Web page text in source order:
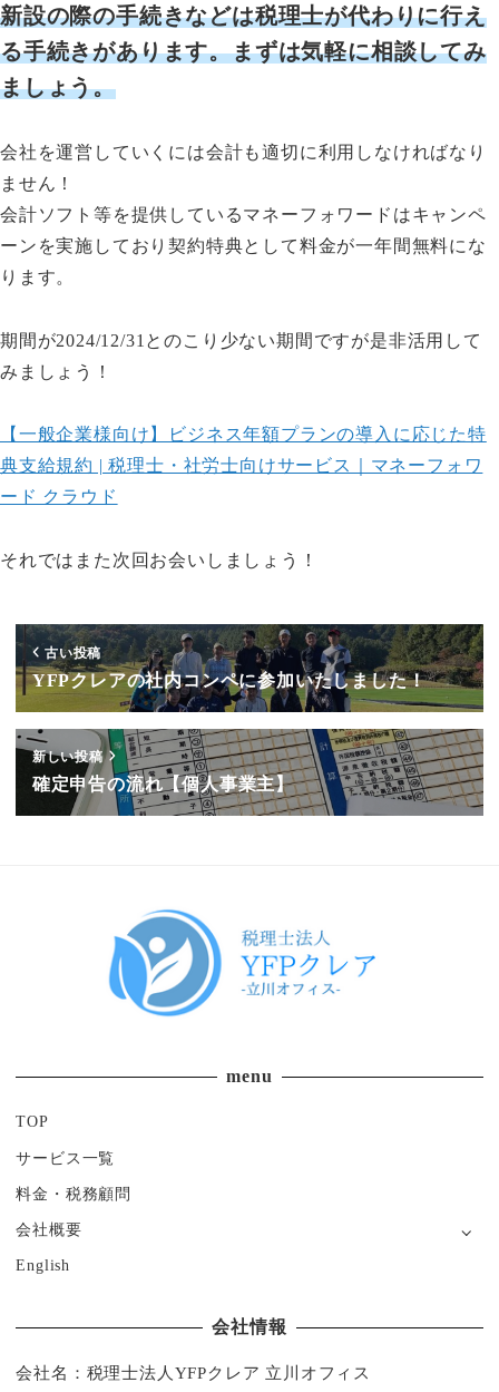
新設の際の手続きなどは税理士が代わりに行え
る手続きがあります。まずは気軽に相談してみ
ましょう。
会社を運営していくには会計も適切に利用しなければなり
ません！
会計ソフト等を提供しているマネーフォワードはキャンペ
ーンを実施しており契約特典として料金が一年間無料にな
ります。
期間が2024/12/31とのこり少ない期間ですが是非活用して
みましょう！
【一般企業様向け】ビジネス年額プランの導入に応じた特
典支給規約 | 税理士・社労士向けサービス｜マネーフォワ
ード クラウド
それではまた次回お会いしましょう！
古い投稿
YFPクレアの社内コンペに参加いたしました！
新しい投稿
確定申告の流れ【個人事業主】
menu
TOP
サービス一覧
料金・税務顧問
会社概要
English
会社情報
会社名：税理士法人YFPクレア 立川オフィス